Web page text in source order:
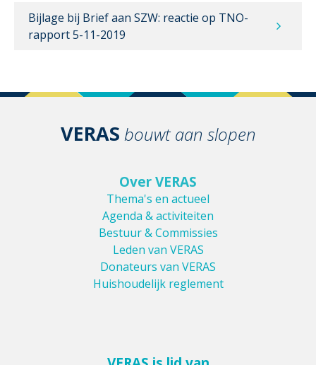
Bijlage bij Brief aan SZW: reactie op TNO-
rapport 5-11-2019
VERAS bouwt aan slopen
Over VERAS
Thema's en actueel
Agenda & activiteiten
Bestuur & Commissies
Leden van VERAS
Donateurs van VERAS
Huishoudelijk reglement